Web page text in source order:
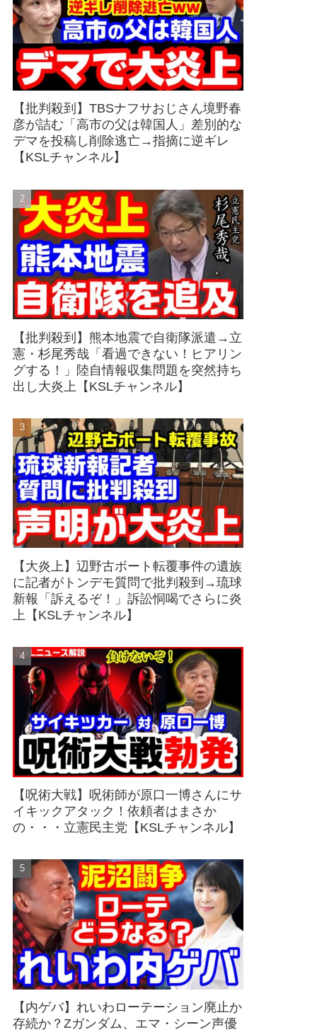
【批判殺到】TBSナフサおじさん境野春
彦が詰む「高市の父は韓国人」差別的な
デマを投稿し削除逃亡→指摘に逆ギレ
【KSLチャンネル】
【批判殺到】熊本地震で自衛隊派遣→立
憲・杉尾秀哉「看過できない！ヒアリン
グする！」陸自情報収集問題を突然持ち
出し大炎上【KSLチャンネル】
【大炎上】辺野古ボート転覆事件の遺族
に記者がトンデモ質問で批判殺到→琉球
新報「訴えるぞ！」訴訟恫喝でさらに炎
上【KSLチャンネル】
【呪術大戦】呪術師が原口一博さんにサ
イキックアタック！依頼者はまさか
の・・・立憲民主党【KSLチャンネル】
【内ゲバ】れいわローテーション廃止か
存続か？Zガンダム、エマ・シーン声優